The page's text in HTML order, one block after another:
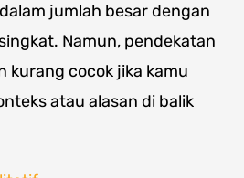
jumlah besar dengan
Namun, pendekatan
kurang cocok jika kamu
atau alasan di balik